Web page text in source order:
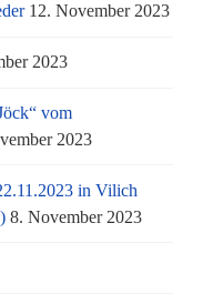
12. November 2023
2023
vom
2023
in Vilich
8. November 2023